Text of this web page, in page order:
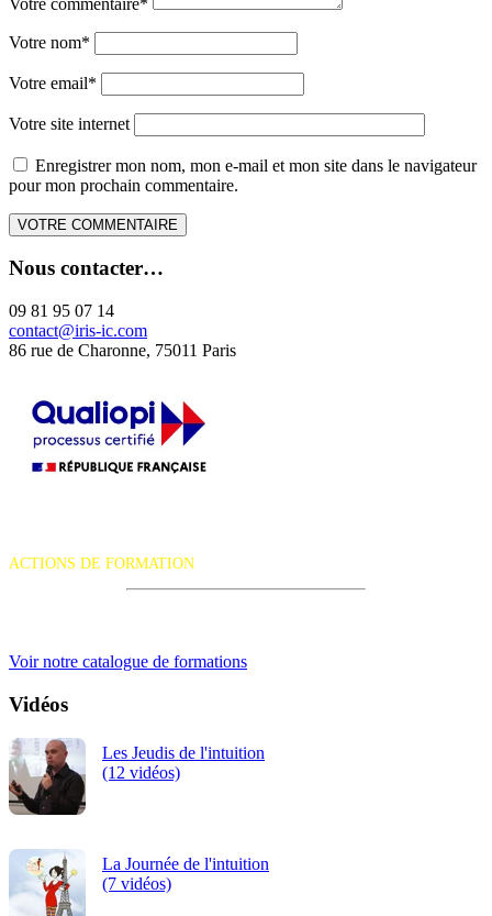
Votre nom*
Votre email*
Votre site internet
Enregistrer mon nom, mon e-mail et mon site dans le navigateur
pour mon prochain commentaire.
Nous contacter…
09 81 95 07 14
contact@iris-ic.com
86 rue de Charonne, 75011 Paris
ACTIONS DE FORMATION
Voir notre catalogue de formations
Vidéos
Les Jeudis de l'intuition
(12 vidéos)
La Journée de l'intuition
(7 vidéos)